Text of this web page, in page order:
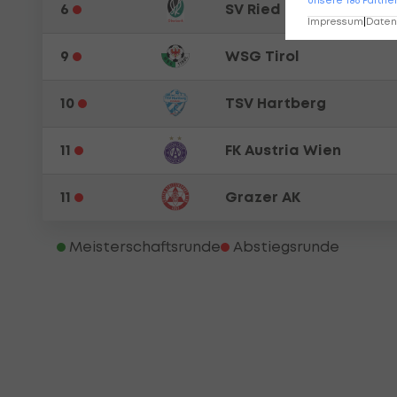
6 SV Ried
9 WSG Tirol
10 TSV Hartberg
11 FK Austria Wien
11 Grazer AK
Meisterschaftsrunde Abstiegsrunde
Impressum|